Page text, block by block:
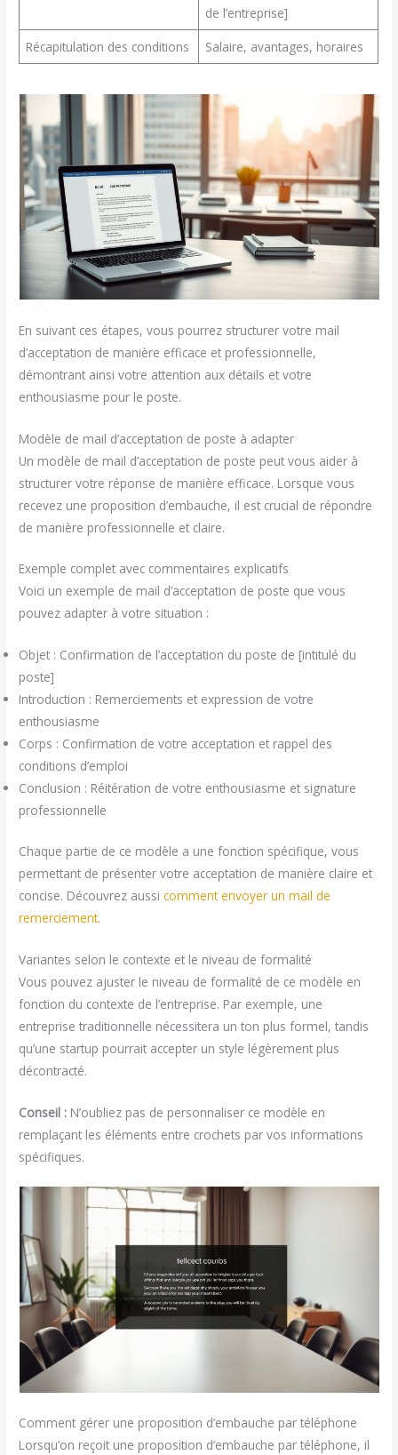
de l’entreprise]
Récapitulation des conditions
Salaire, avantages, horaires
En suivant ces étapes, vous pourrez structurer votre mail
d’acceptation de manière efficace et professionnelle,
démontrant ainsi votre attention aux détails et votre
enthousiasme pour le poste.
Modèle de mail d’acceptation de poste à adapter
Un modèle de mail d’acceptation de poste peut vous aider à
structurer votre réponse de manière efficace. Lorsque vous
recevez une proposition d’embauche, il est crucial de répondre
de manière professionnelle et claire.
Exemple complet avec commentaires explicatifs
Voici un exemple de mail d’acceptation de poste que vous
pouvez adapter à votre situation :
Objet : Confirmation de l’acceptation du poste de [intitulé du
poste]
Introduction : Remerciements et expression de votre
enthousiasme
Corps : Confirmation de votre acceptation et rappel des
conditions d’emploi
Conclusion : Réitération de votre enthousiasme et signature
professionnelle
Chaque partie de ce modèle a une fonction spécifique, vous
permettant de présenter votre acceptation de manière claire et
concise. Découvrez aussicomment envoyer un mail de
remerciement.
Variantes selon le contexte et le niveau de formalité
Vous pouvez ajuster le niveau de formalité de ce modèle en
fonction du contexte de l’entreprise. Par exemple, une
entreprise traditionnelle nécessitera un ton plus formel, tandis
qu’une startup pourrait accepter un style légèrement plus
décontracté.
Conseil : N’oubliez pas de personnaliser ce modèle en
remplaçant les éléments entre crochets par vos informations
spécifiques.
Comment gérer une proposition d’embauche par téléphone
Lorsqu’on reçoit une proposition d’embauche par téléphone, il